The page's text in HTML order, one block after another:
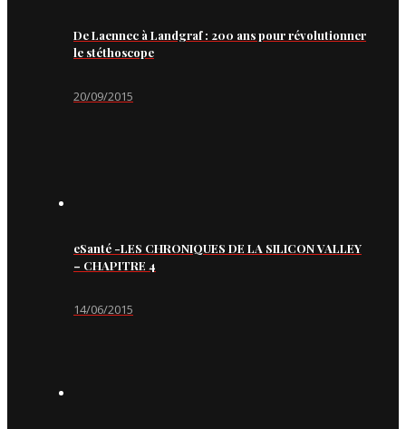
De Laennec à Landgraf : 200 ans pour révolutionner
le stéthoscope
20/09/2015
eSanté -LES CHRONIQUES DE LA SILICON VALLEY
– CHAPITRE 4
14/06/2015